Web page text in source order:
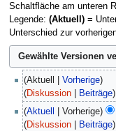
Schaltfläche am unteren
Legende: (Aktuell)=
Unterschied zur
März
2022
Aktuell Vorherige
Diskussion
Beiträge
März
Aktuell Vorherige
Diskussion
Beiträge